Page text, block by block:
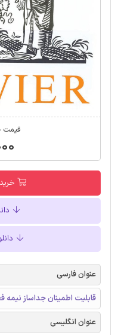
قیمت
عنوان فارسی
قابلیت اطمینان جداساز نیمه
عنوان انگلیسی